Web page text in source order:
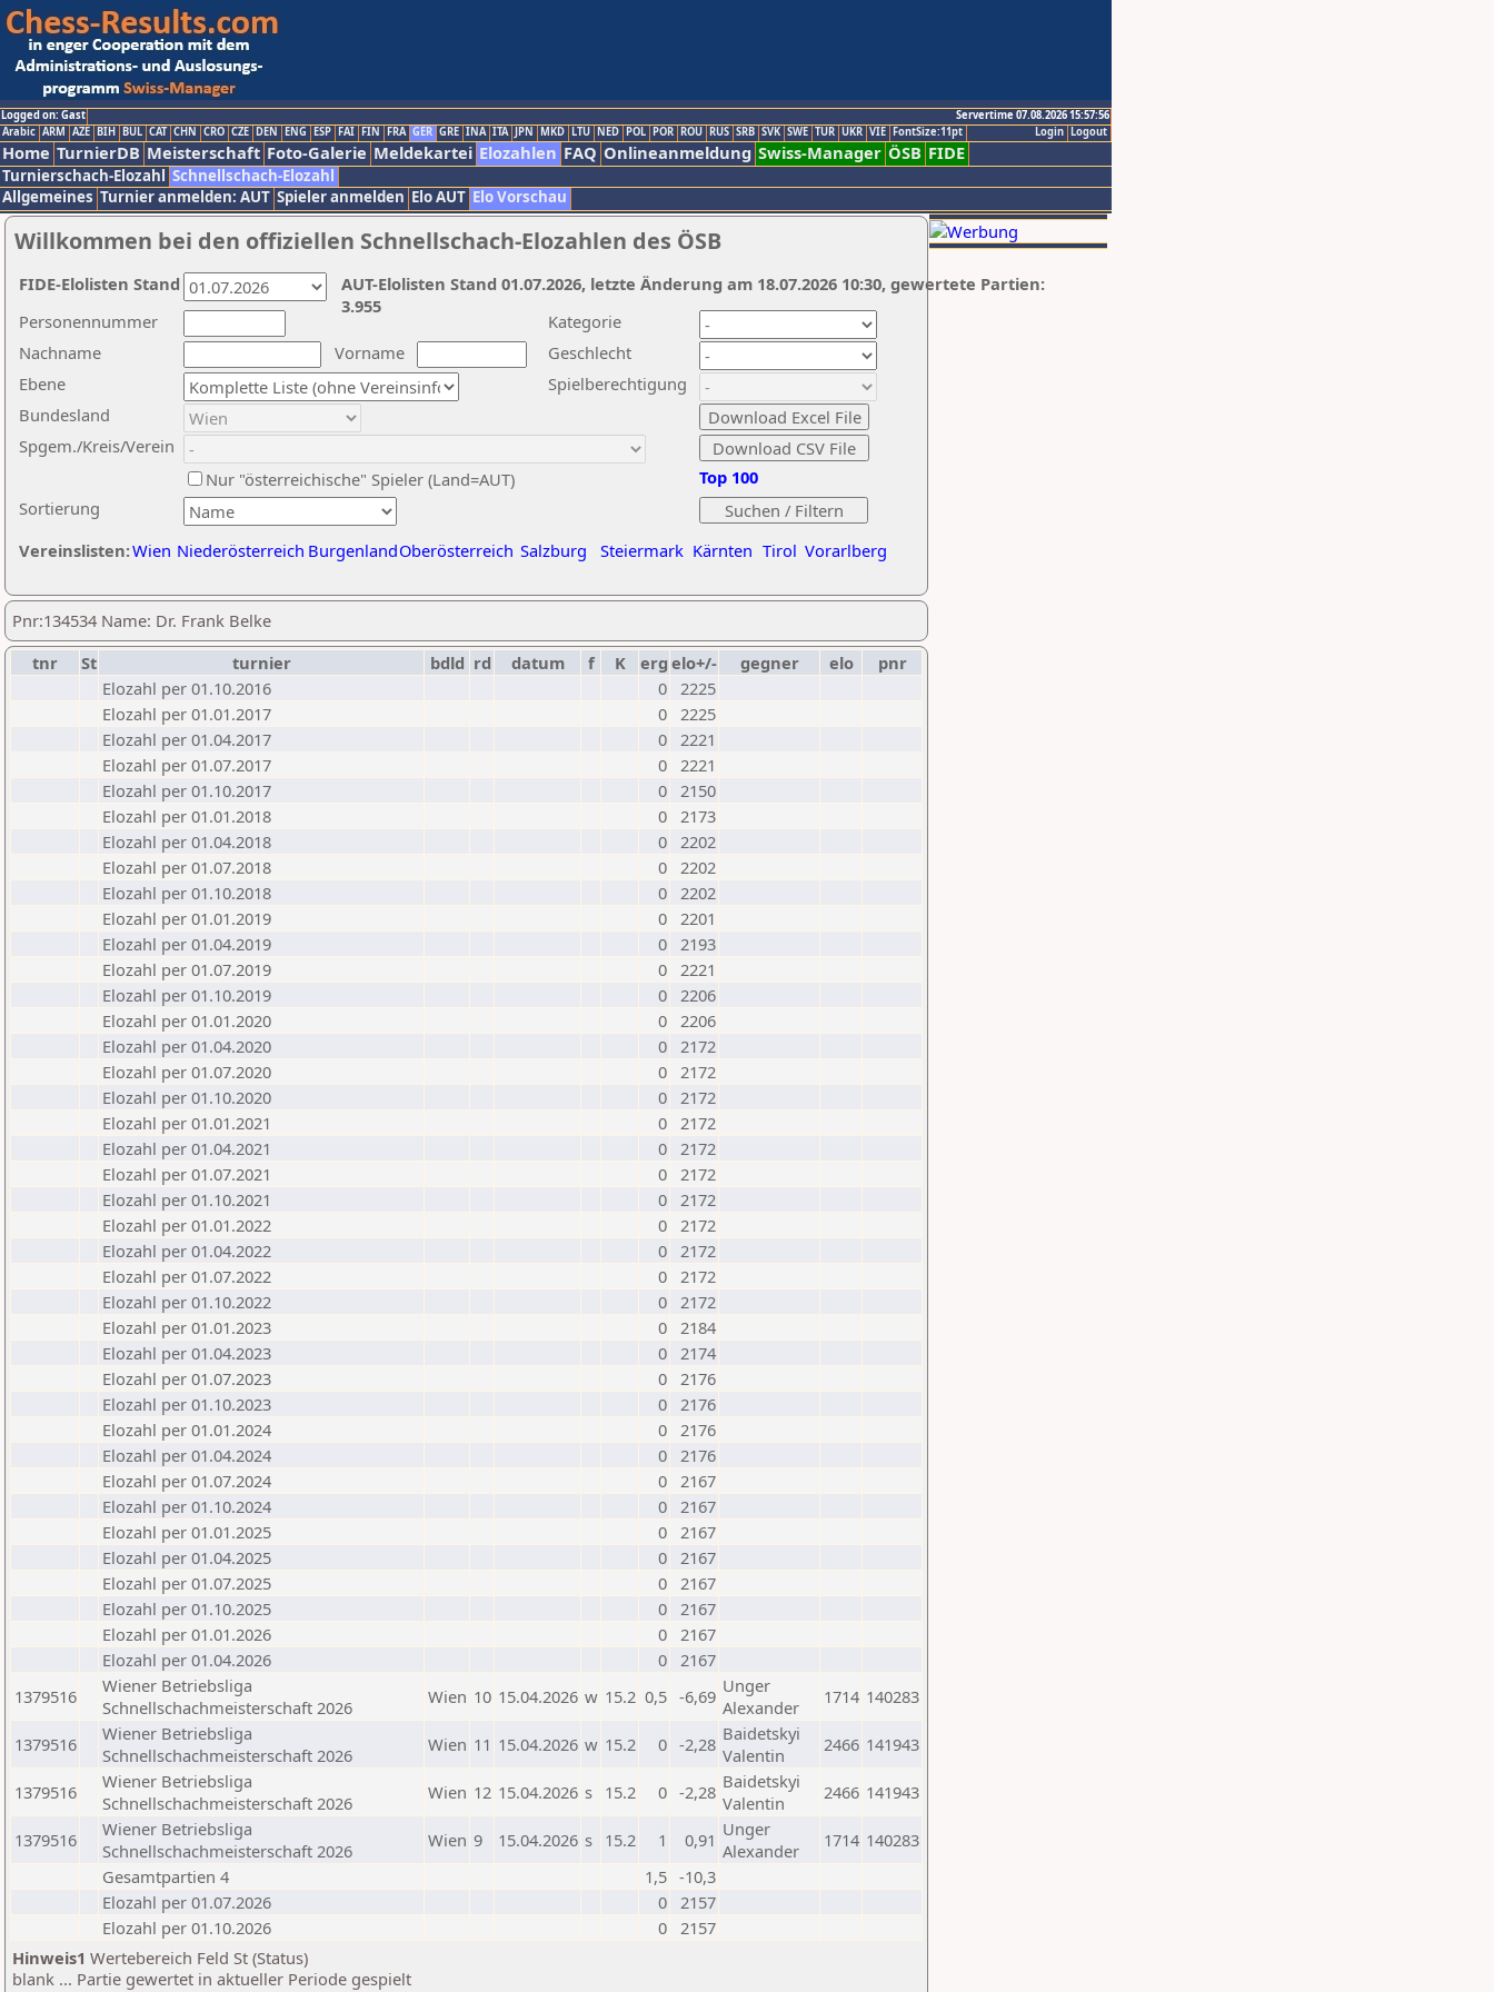
Logged on: Gast
Servertime 07.08.2026 15:57:56
Logout
Login
Arabic ARM AZE BIH BUL CAT CHN CRO CZE DEN ENG ESP FAI FIN FRA GER GRE INA ITA JPN MKD LTU NED POL POR ROU RUS SRB SVK SWE TUR UKR VIE FontSize:11pt
Home TurnierDB Meisterschaft Foto-Galerie Meldekartei Elozahlen FAQ Onlineanmeldung Swiss-Manager ÖSB FIDE
Turnierschach-Elozahl Schnellschach-Elozahl
Allgemeines Turnier anmelden: AUT Spieler anmelden Elo AUT Elo Vorschau
Willkommen bei den offiziellen Schnellschach-Elozahlen des ÖSB
Nachname
Vorname
Ebene
Kategorie
Sortierung
Personennummer
Bundesland
Spgem./Kreis/Verein
Geschlecht
Nur "österreichische" Spieler (Land=AUT)
Spielberechtigung
Vereinslisten:Wien Niederösterreich BurgenlandOberösterreich Salzburg Steiermark Kärnten Tirol Vorarlberg
Top 100
AUT-Elolisten Stand 01.07.2026, letzte Änderung am 18.07.2026 10:30, gewertete Partien:
3.955
FIDE-Elolisten Stand
Pnr:134534 Name: Dr. Frank Belke
tnr
St turnier bdld rd datum f K erg elo+/- gegner elo
pnr
Elozahl per 01.10.2016
0 2225
Elozahl per 01.01.2017
0 2225
Elozahl per 01.04.2017
0 2221
Elozahl per 01.07.2017
0 2221
Elozahl per 01.10.2017
0 2150
Elozahl per 01.01.2018
0 2173
Elozahl per 01.04.2018
0 2202
Elozahl per 01.07.2018
0 2202
Elozahl per 01.10.2018
0 2202
Elozahl per 01.01.2019
0 2201
Elozahl per 01.04.2019
0 2193
Elozahl per 01.07.2019
0 2221
Elozahl per 01.10.2019
0 2206
Elozahl per 01.01.2020
0 2206
Elozahl per 01.04.2020
0 2172
Elozahl per 01.07.2020
0 2172
Elozahl per 01.10.2020
0 2172
Elozahl per 01.01.2021
0 2172
Elozahl per 01.04.2021
0 2172
Elozahl per 01.07.2021
0 2172
Elozahl per 01.10.2021
0 2172
Elozahl per 01.01.2022
0 2172
Elozahl per 01.04.2022
0 2172
Elozahl per 01.07.2022
0 2172
Elozahl per 01.10.2022
0 2172
Elozahl per 01.01.2023
0 2184
Elozahl per 01.04.2023
0 2174
Elozahl per 01.07.2023
0 2176
Elozahl per 01.10.2023
0 2176
Elozahl per 01.01.2024
0 2176
Elozahl per 01.04.2024
0 2176
Elozahl per 01.07.2024
0 2167
Elozahl per 01.10.2024
0 2167
Elozahl per 01.01.2025
0 2167
Elozahl per 01.04.2025
0 2167
Elozahl per 01.07.2025
0 2167
Elozahl per 01.10.2025
0 2167
Elozahl per 01.01.2026
0 2167
Elozahl per 01.04.2026
0 2167
1379516
Wiener Betriebsliga
Schnellschachmeisterschaft 2026
Wien 10 15.04.2026 w 15.2 0,5 -6,69 Unger
Alexander
1714 140283
1379516
Wiener Betriebsliga
Schnellschachmeisterschaft 2026
Wien 11 15.04.2026 w 15.2 0 -2,28 Baidetskyi
Valentin
2466 141943
1379516
Wiener Betriebsliga
Schnellschachmeisterschaft 2026
Wien 12 15.04.2026 s 15.2 0 -2,28 Baidetskyi
Valentin
2466 141943
1379516
Wiener Betriebsliga
Schnellschachmeisterschaft 2026
Wien 9 15.04.2026 s 15.2 1 0,91 Unger
Alexander
1714 140283
Gesamtpartien 4
1,5 -10,3
Elozahl per 01.07.2026
0 2157
Elozahl per 01.10.2026
0 2157
Hinweis1 Wertebereich Feld St (Status)
blank ... Partie gewertet in aktueller Periode gespielt